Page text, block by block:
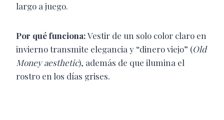
largo a juego.
Por qué funciona:Vestir de un solo color claro en
invierno transmite elegancia y “dinero viejo” (Old
Money aesthetic), además de que ilumina el
rostro en los días grises.